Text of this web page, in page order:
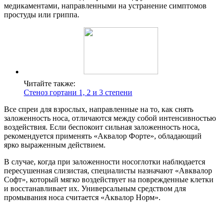
медикаментами, направленными на устранение симптомов
простуды или гриппа.
Читайте также:
Стеноз гортани 1, 2 и 3 степени
Все спреи для взрослых, направленные на то, как снять
заложенность носа, отличаются между собой интенсивностью
воздействия. Если беспокоит сильная заложенность носа,
рекомендуется применять «Аквалор Форте», обладающий
ярко выраженным действием.
В случае, когда при заложенности носоглотки наблюдается
пересушенная слизистая, специалисты назначают «Авквалор
Софт», который мягко воздействует на поврежденные клетки
и восстанавливает их. Универсальным средством для
промывания носа считается «Аквалор Норм».